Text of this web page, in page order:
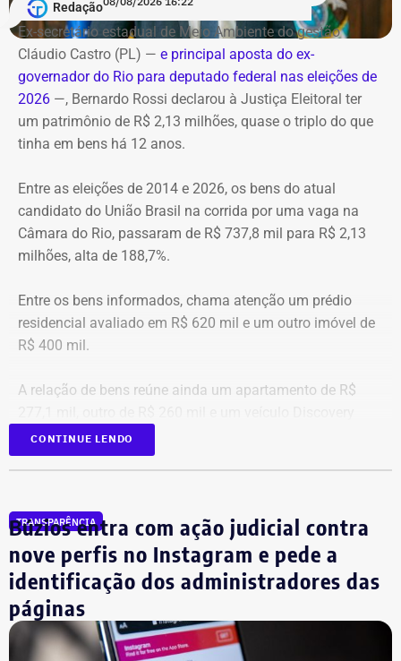
Data: domingo, 09 de agosto de 2026
Horário: 20h
Transmissão: Canal Band, BandNews FM e YouTube do
TEMPO REAL
Pré-hora: 19h, com cobertura especial pelo YouTube do
TEMPO REAL
incêndios florestais foram mobilizados e conseguiram
controlar o fogo.
A operação mobilizou cerca de 40 militares, 11 viaturas e
4 unidades operacionais.
Redação
Ex-secretário estadual de Meio Ambiente do gestão
Cláudio Castro (PL) — e principal aposta do ex-
governador do Rio para deputado federal nas eleições de
2026 —, Bernardo Rossi declarou à Justiça Eleitoral ter
um patrimônio de R$ 2,13 milhões, quase o triplo do que
tinha em bens há 12 anos.
Entre as eleições de 2014 e 2026, os bens do atual
candidato do União Brasil na corrida por uma vaga na
Câmara do Rio, passaram de R$ 737,8 mil para R$ 2,13
milhões, alta de 188,7%.
Entre os bens informados, chama atenção um prédio
residencial avaliado em R$ 620 mil e um outro imóvel de
R$ 400 mil.
A relação de bens reúne ainda um apartamento de R$
D300, ano 2023, declarado por R$ 330 mil. Também
aparecem na lista cerca de R$ 177 mil em aplicações e
CONTINUE LENDO
TRANSPARÊNCIA
Búzios entra com ação judicial contra
nove perfis no Instagram e pede a
identificação dos administradores das
páginas